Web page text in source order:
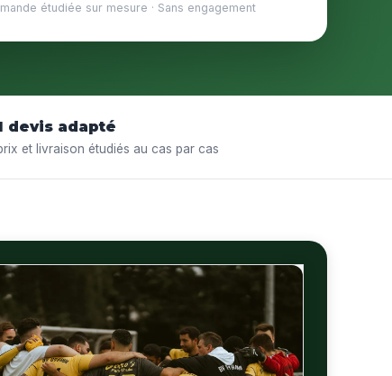
étudiée sur mesure · Sans engagement
devis adapté
et livraison étudiés au cas par cas